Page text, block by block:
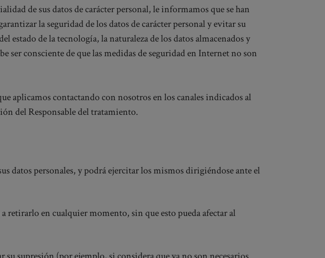
de sus datos de carácter personal, le informamos que se han
la seguridad de los datos de carácter personal y evitar su
de la tecnología, la naturaleza de los datos almacenados y
ser consciente de que las medidas de seguridad en Internet no son
aplicamos contactando con nosotros en los canales indicados al
del Responsable del tratamiento.
datos personales, y podrá ejercitar los mismos dirigiéndose ante el
retirarlo en cualquier momento, sin que esto pueda afectar al